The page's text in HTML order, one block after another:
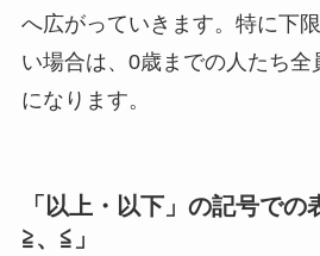
へ広がっていきます。特に下
い場合は、0歳までの人たち全
になります。
「以上・以下」の記号での
≧、≦」